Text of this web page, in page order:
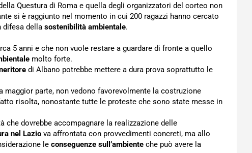
Questura di Roma e quella degli organizzatori del corteo non
si è raggiunto nel momento in cui 200 ragazzi hanno cercato
difesa della sostenibilità ambientale.
5 anni e che non vuole restare a guardare di fronte a quello
molto forte.
di Albano potrebbe mettere a dura prova soprattutto le
parte, non vedono favorevolmente la costruzione
risolta, nonostante tutte le proteste che sono state messe in
dovrebbe accompagnare la realizzazione delle
nel Lazio va affrontata con provvedimenti concreti, ma allo
le conseguenze sull’ambiente che può avere la